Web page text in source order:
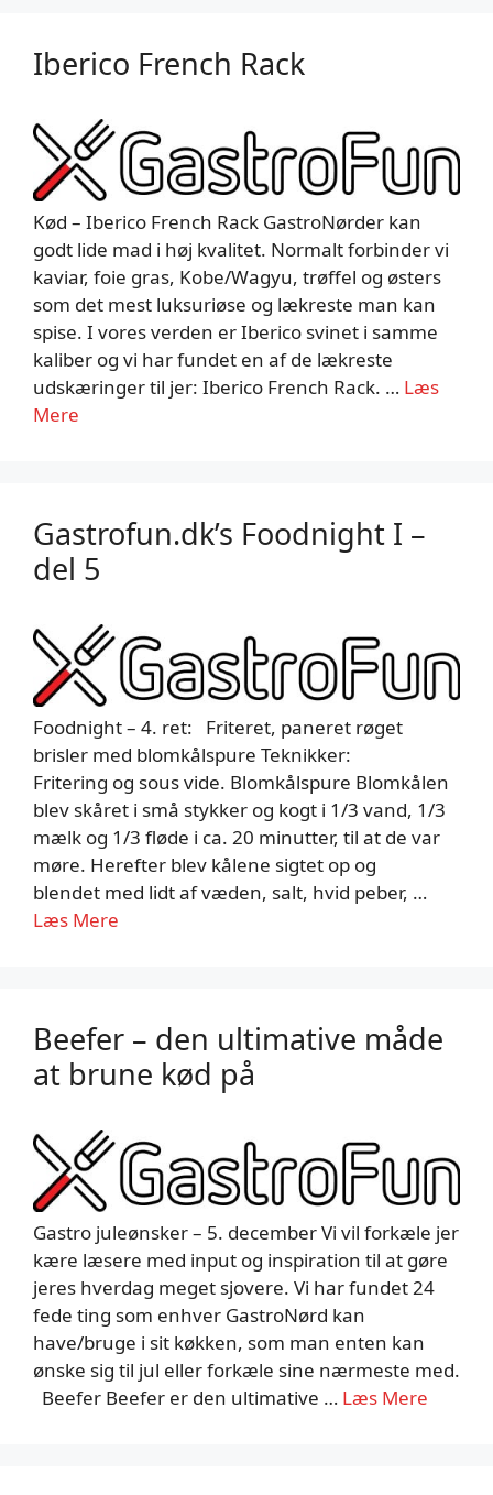
Iberico French Rack
Kød – Iberico French Rack GastroNørder kan
godt lide mad i høj kvalitet. Normalt forbinder vi
kaviar, foie gras, Kobe/Wagyu, trøffel og østers
som det mest luksuriøse og lækreste man kan
spise. I vores verden er Iberico svinet i samme
kaliber og vi har fundet en af de lækreste
udskæringer til jer: Iberico French Rack. … Læs
Mere
Gastrofun.dk’s Foodnight I –
del 5
Foodnight – 4. ret: Friteret, paneret røget
brisler med blomkålspure Teknikker:
Fritering og sous vide. Blomkålspure Blomkålen
blev skåret i små stykker og kogt i 1/3 vand, 1/3
mælk og 1/3 fløde i ca. 20 minutter, til at de var
møre. Herefter blev kålene sigtet op og
blendet med lidt af væden, salt, hvid peber, …
Læs Mere
Beefer – den ultimative måde
at brune kød på
Gastro juleønsker – 5. december Vi vil forkæle jer
kære læsere med input og inspiration til at gøre
jeres hverdag meget sjovere. Vi har fundet 24
fede ting som enhver GastroNørd kan
have/bruge i sit køkken, som man enten kan
ønske sig til jul eller forkæle sine nærmeste med.
Beefer Beefer er den ultimative … Læs Mere